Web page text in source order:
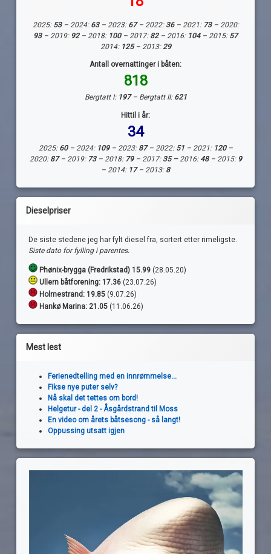
2025: 53– 2024:63– 2023: 67– 2022: 36– 2021: 73– 2020:
93– 2019: 92– 2018: 100 – 2017: 82– 2016: 104– 2015: 57
2014: 125– 2013: 29
Antall overnattinger i båten:
818
Bergtatt I: 197– Bergtatt II: 621
Hittil i år:
34
2025: 60– 2024: 109– 2023: 87– 2022: 51– 2021: 120–
2020: 87– 2019: 73– 2018: 79– 2017: 35 –2016:48– 2015: 9
– 2014: 17– 2013: 8
Dieselpriser
De siste stedene jeg har fylt diesel fra, sortert etter rimeligste.
Siste dato for fylling i parentes.
Phønix-brygga (Fredrikstad) 15.99 (28.05.20)
Ullern båtforening: 17.36 (23.07.26)
Holmestrand: 19.85 (9.07.26)
Hankø Marina: 21.05 (11.06.26)
Mest lest
Ferienedtelling med en innrømmelse...
Fikse nye puter selv?
Nå skal det tettes om bord!
Helgetur - del 2 - Åsgårdstrand til Moss
En video om årets båtsesong - så langt!
Oppussing utsatt igjen